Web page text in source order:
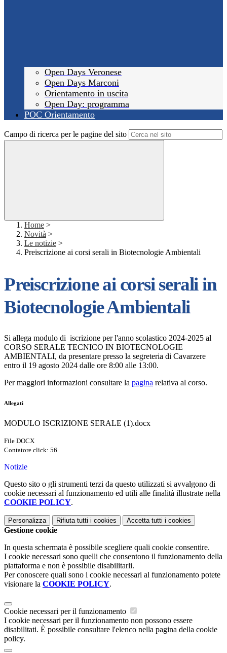
Open Days Veronese
Open Days Marconi
Orientamento in uscita
Open Day: programma
POC Orientamento
Campo di ricerca per le pagine del sito
Home >
Novità >
Le notizie >
Preiscrizione ai corsi serali in Biotecnologie Ambientali
Preiscrizione ai corsi serali in
Biotecnologie Ambientali
Si allega modulo di iscrizione per l'anno scolastico 2024-2025 al
CORSO SERALE TECNICO IN BIOTECNOLOGIE
AMBIENTALI, da presentare presso la segreteria di Cavarzere
entro il 19 agosto 2024 dalle ore 8:00 alle 13:00.
Per maggiori informazioni consultare la pagina relativa al corso.
Allegati
MODULO ISCRIZIONE SERALE (1).docx
File DOCX
Contatore click: 56
Notizie
Questo sito o gli strumenti terzi da questo utilizzati si avvalgono di
cookie necessari al funzionamento ed utili alle finalità illustrate nella
COOKIE POLICY.
Personalizza Rifiuta tutti i cookies Accetta tutti i cookies
Gestione cookie
In questa schermata è possibile scegliere quali cookie consentire.
I cookie necessari sono quelli che consentono il funzionamento della
piattaforma e non è possibile disabilitarli.
Per conoscere quali sono i cookie necessari al funzionamento potete
visionare la COOKIE POLICY.
Cookie necessari per il funzionamento
I cookie necessari per il funzionamento non possono essere
disabilitati. È possibile consultare l'elenco nella pagina della cookie
policy.